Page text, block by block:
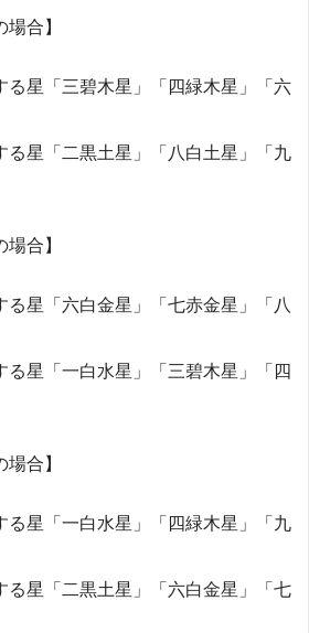
合】
る星「三碧木星」「四緑木星」「六
る星「二黒土星」「八白土星」「九
合】
る星「六白金星」「七赤金星」「八
る星「一白水星」「三碧木星」「四
合】
る星「一白水星」「四緑木星」「九
る星「二黒土星」「六白金星」「七